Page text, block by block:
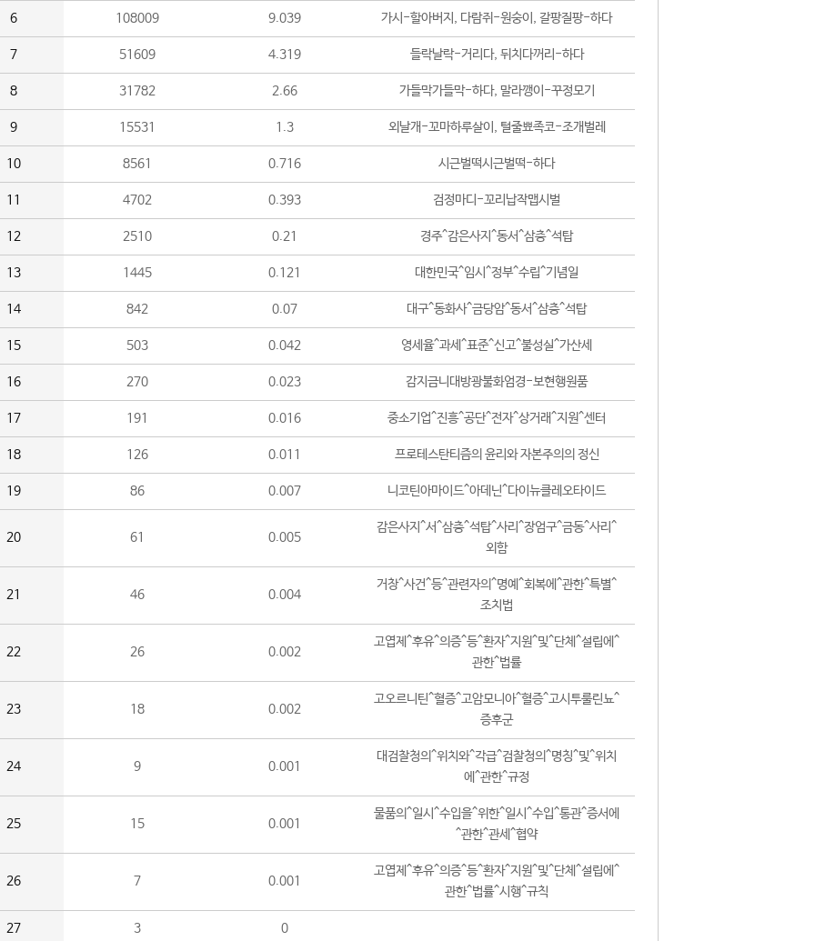
6 108009 9.039 가시-할아버지, 다람쥐-원숭이, 갈팡질팡-하다
7 51609 4.319 들락날락-거리다, 뒤치다꺼리-하다
8 31782 2.66 가들막가들막-하다, 말라깽이-꾸정모기
9 15531 1.3 외날개-꼬마하루살이, 털줄뾰족코-조개벌레
10 8561 0.716 시근벌떡시근벌떡-하다
11 4702 0.393 검정마디-꼬리납작맵시벌
12 2510 0.21 경주^감은사지^동서^삼층^석탑
13 1445 0.121 대한민국^임시^정부^수립^기념일
14 842 0.07 대구^동화사^금당암^동서^삼층^석탑
15 503 0.042 영세율^과세^표준^신고^불성실^가산세
16 270 0.023 감지금니대방광불화엄경-보현행원품
17 191 0.016 중소기업^진흥^공단^전자^상거래^지원^센터
18 126 0.011 프로테스탄티즘의 윤리와 자본주의의 정신
19 86 0.007 니코틴아마이드^아데닌^다이뉴클레오타이드
20 61 0.005
감은사지^서^삼층^석탑^사리^장엄구^금동^사리^
외함
21 46 0.004
거창^사건^등^관련자의^명예^회복에^관한^특별^
조치법
22 26 0.002
고엽제^후유^의증^등^환자^지원^및^단체^설립에^
관한^법률
23 18 0.002
고오르니틴^혈증^고암모니아^혈증^고시투룰린뇨^
증후군
24 9 0.001
대검찰청의^위치와^각급^검찰청의^명칭^및^위치
에^관한^규정
25 15 0.001
물품의^일시^수입을^위한^일시^수입^통관^증서에
^관한^관세^협약
26 7 0.001
고엽제^후유^의증^등^환자^지원^및^단체^설립에^
관한^법률^시행^규칙
27 3 0